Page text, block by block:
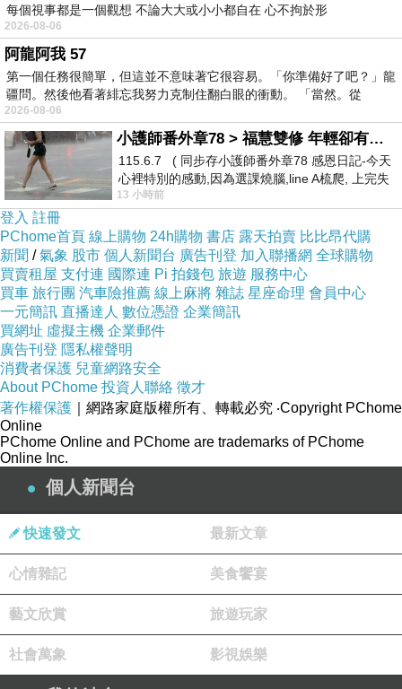
園區裡有多種體驗及值得慢慢欣賞的上百種植物、
香草園等等，例如：薰衣草、迷迭香、甜菊、薄
荷、香茅等等，而DIY體驗的部分，包括化妝品、沐
浴球、手工皂、香氛娃娃。另外還有其他生機蔬
食、溫室苗圃、植物科技工廠、精油萃取、植物栽
培、植物種類等等之介紹。
進到雅聞香草植物工廠後，可以見到眼前一大片的
綠色植物、樹木，加上當天天氣特別好，因此讓人
顯得特別有活力，除此之外；可以見到將樹木包圍
起來的圓牆上有些許的塗鴨，畫上與植物、綠色有
關的主題，這樣的情景感覺挺討人歡喜的，走在兩
旁都是綠色植物的長長走道上，讓心情特別暢快樂
每個視事都是一個觀想 不論大大或小小都自在 心不拘於形
2026-08-06
阿龍阿我 57
第一個任務很簡單，但這並不意味著它很容易。「你準備好了吧？」龍
疆問。然後他看著緋忘我努力克制住翻白眼的衝動。 「當然。從
2026-08-06
小護師番外章78 > 福慧雙修 年輕卻有個老靈魂 ㄑ金剛經〉podcast
115.6.7 ( 同步存小護師番外章78 感恩日記-今天
心裡特別的感動,因為選課燒腦,line A梳爬, 上完失
智課的她,特來傾
13 小時前
登入 註冊
PChome首頁 線上購物 24h購物 書店 露天拍賣 比比昂代購
新聞 /氣象 股市 個人新聞台 廣告刊登 加入聯播網 全球購物
買賣租屋 支付連 國際連 Pi 拍錢包 旅遊 服務中心
買車 旅行團 汽車險推薦 線上麻將 雜誌 星座命理 會員中心
一元簡訊 直播達人 數位憑證 企業簡訊
買網址 虛擬主機 企業郵件
廣告刊登 隱私權聲明
消費者保護 兒童網路安全
About PChome 投資人聯絡 徵才
著作權保護 ｜網路家庭版權所有、轉載必究 ‧Copyright PChome
Online
PChome Online and PChome are trademarks of PChome
Online Inc.
個人新聞台
快速發文 最新文章
心情雜記 美食饗宴
藝文欣賞 旅遊玩家
社會萬象 影視娛樂